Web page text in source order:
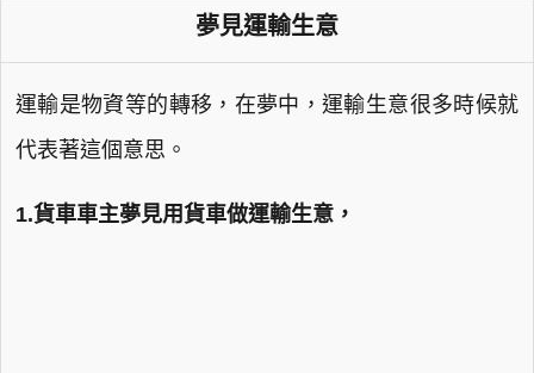
夢見運輸生意
運輸是物資等的轉移，在夢中，運輸生意很多時候就
代表著這個意思。
1.貨車車主夢見用貨車做運輸生意，